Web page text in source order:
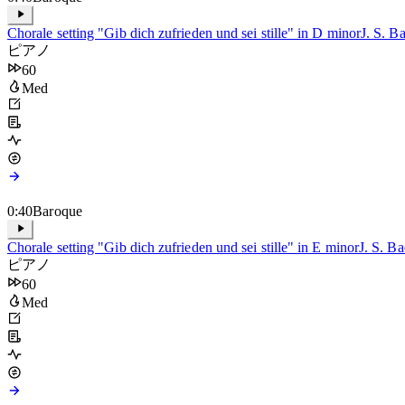
Chorale setting "Gib dich zufrieden und sei stille" in D minorJ. S.
ピアノ
60
Med
0:40Baroque
Chorale setting "Gib dich zufrieden und sei stille" in E minorJ. S.
ピアノ
60
Med